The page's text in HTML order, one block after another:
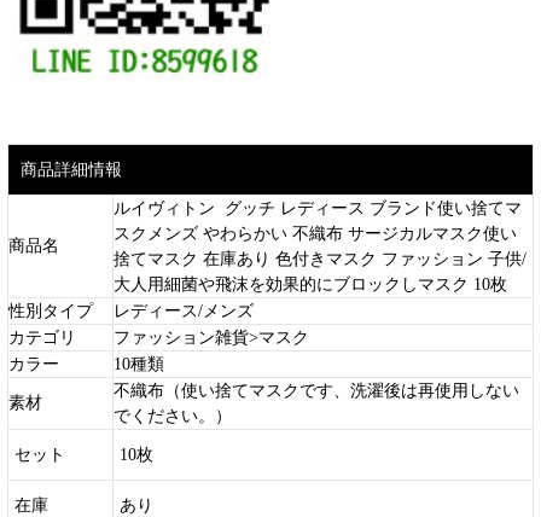
商品詳細情報
商品名
ルイヴィトン グッチ レディース ブランド使い捨てマ
スクメンズ やわらかい 不織布 サージカルマスク使い
捨てマスク 在庫あり 色付きマスク ファッション 子供/
大人用細菌や飛沫を効果的にブロックしマスク 10枚
性別タイプ
レディース/メンズ
カテゴリ
ファッション雑貨>マスク
カラー
10種類
素材
不織布（使い捨てマスクです、洗濯後は再使用しない
でください。）
セット 10枚
在庫 あり